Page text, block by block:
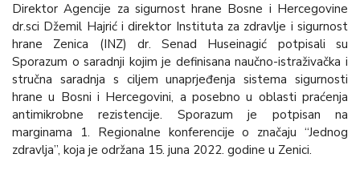
Direktor Agencije za sigurnost hrane Bosne i Hercegovine
dr.sci Džemil Hajrić i direktor Instituta za zdravlje i sigurnost
hrane Zenica (INZ) dr. Senad Huseinagić potpisali su
Sporazum o saradnji kojim je definisana naučno-istraživačka i
stručna saradnja s ciljem unaprjeđenja sistema sigurnosti
hrane u Bosni i Hercegovini, a posebno u oblasti praćenja
antimikrobne rezistencije. Sporazum je potpisan na
marginama 1. Regionalne konferencije o značaju “Jednog
zdravlja”, koja je održana 15. juna 2022. godine u Zenici.